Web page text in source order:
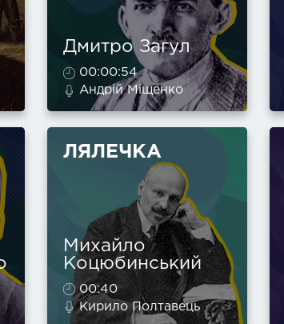
Дмитро Загул
00:00:54
Андрій Міщенко
ЛЯЛЕЧКА
Михайло
Коцюбинський
00:40
Кирило Полтавець